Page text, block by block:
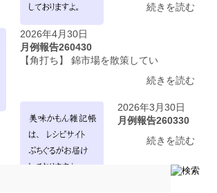
続きを読む
2026年4月30日
月例報告260430
【角打ち】 錦市場を散策してい
続きを読む
2026年3月30日
月例報告260330
続きを読む